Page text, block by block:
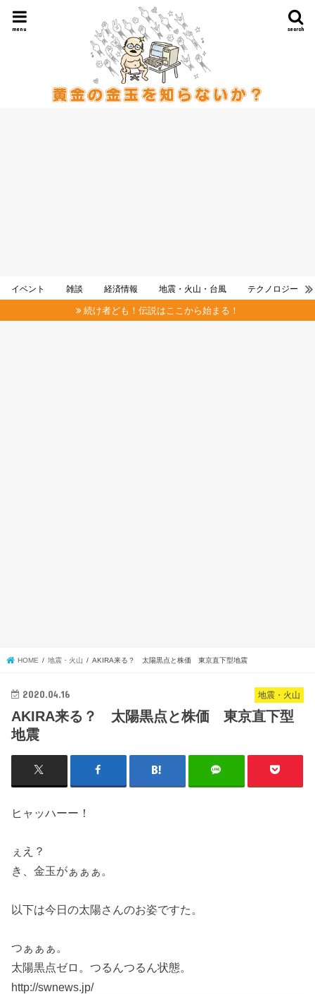
search
menu
イベント 雑談 経済情報 地震・火山・台風 テクノロジー
続け者ども！伝説はここから始まる！
HOME 地震・火山 AKIRA来る？ 太陽黒点と株価 東京直下型地震
地震・火山
2020.04.16
AKIRA来る？ 太陽黒点と株価 東京直下型
地震
ヒャッハーー！
ぇえ？
き、金玉がぁぁぁ。
以下は今日の太陽さんのお姿ですた。
つぁぁぁ。
太陽黒点ゼロ。つるんつるん状態。
http://swnews.jp/